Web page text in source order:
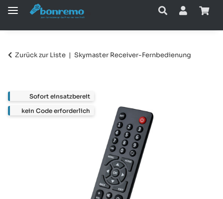
Zurück zur Liste Skymaster Receiver-Fernbedienung